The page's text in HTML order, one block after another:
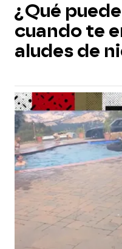
¿Qué
cuando te
aludes de